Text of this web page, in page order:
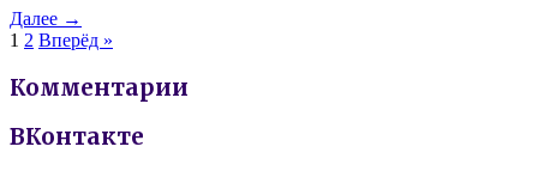
Далее →
1 2 Вперёд »
Комментарии
ВКонтакте